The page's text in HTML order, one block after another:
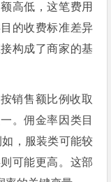
高低，这笔费用
的收费标准差异
构成了商家的基
销售额比例收取
。佣金率因类目
，服装类可能较
可能更高。这部